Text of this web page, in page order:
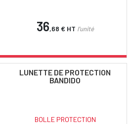
36,68 € HT l'unité
LUNETTE DE PROTECTION
BANDIDO
BOLLE PROTECTION